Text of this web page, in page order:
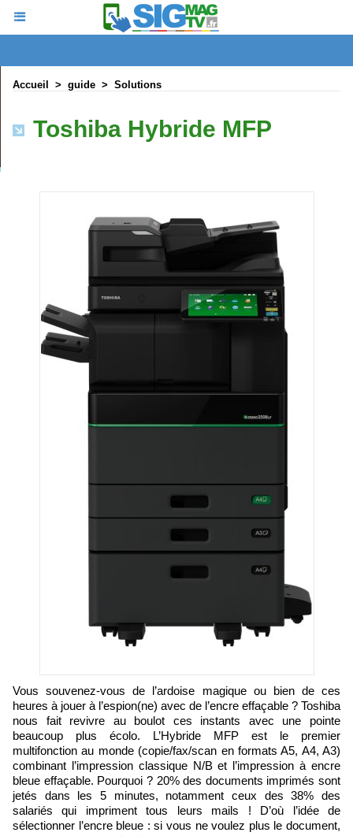
Accueil > guide > Solutions
Toshiba Hybride MFP
Vous souvenez-vous de l’ardoise magique ou bien de ces
heures à jouer à l’espion(ne) avec de l’encre effaçable ? Toshiba
nous fait revivre au boulot ces instants avec une pointe
beaucoup plus écolo. L’Hybride MFP est le premier
multifonction au monde (copie/fax/scan en formats A5, A4, A3)
combinant l’impression classique N/B et l’impression à encre
bleue effaçable. Pourquoi ? 20% des documents imprimés sont
jetés dans les 5 minutes, notamment ceux des 38% des
salariés qui impriment tous leurs mails ! D’où l’idée de
sélectionner l’encre bleue : si vous ne voulez plus le document,